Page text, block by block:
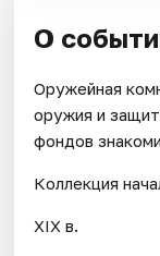
О
Оружейная
оружия и
фондов
Коллекция
XIX в.